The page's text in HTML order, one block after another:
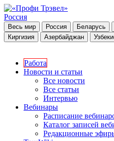
Россия
Весь мир Россия Беларусь
Киргизия
Азербайджан
Работа
Новости и статьи
Все новости
Все статьи
Интервью
Вебинары
Расписание
Каталог записей
Редакционные